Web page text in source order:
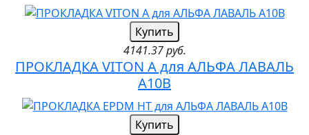
Купить
4141.37 руб.
ПРОКЛАДКА VITON A для АЛЬФА ЛАВАЛЬ
A10B
Купить